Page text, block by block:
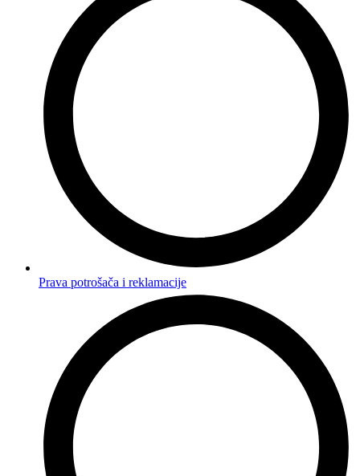
Prava potrošača i reklamacije